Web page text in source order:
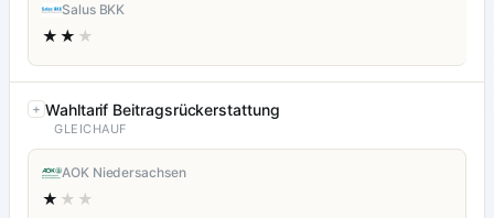
Salus BKK
★★ ★
Wahltarif Beitragsrückerstattung
GLEICHAUF
AOK Niedersachsen
★ ★★